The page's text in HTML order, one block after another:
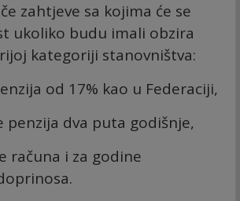
zahtjeve sa kojima će se
ukoliko budu imali obzira
kategoriji stanovništva:
od 17% kao u Federaciji,
penzija dva puta godišnje,
računa i za godine